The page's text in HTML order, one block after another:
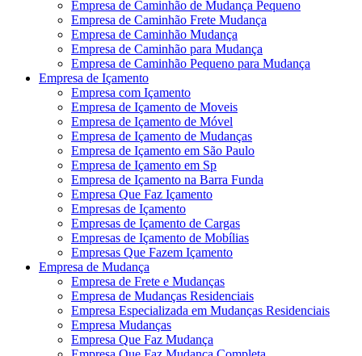
Empresa de Caminhão de Mudança Pequeno
Empresa de Caminhão Frete Mudança
Empresa de Caminhão Mudança
Empresa de Caminhão para Mudança
Empresa de Caminhão Pequeno para Mudança
Empresa de Içamento
Empresa com Içamento
Empresa de Içamento de Moveis
Empresa de Içamento de Móvel
Empresa de Içamento de Mudanças
Empresa de Içamento em São Paulo
Empresa de Içamento em Sp
Empresa de Içamento na Barra Funda
Empresa Que Faz Içamento
Empresas de Içamento
Empresas de Içamento de Cargas
Empresas de Içamento de Mobílias
Empresas Que Fazem Içamento
Empresa de Mudança
Empresa de Frete e Mudanças
Empresa de Mudanças Residenciais
Empresa Especializada em Mudanças Residenciais
Empresa Mudanças
Empresa Que Faz Mudança